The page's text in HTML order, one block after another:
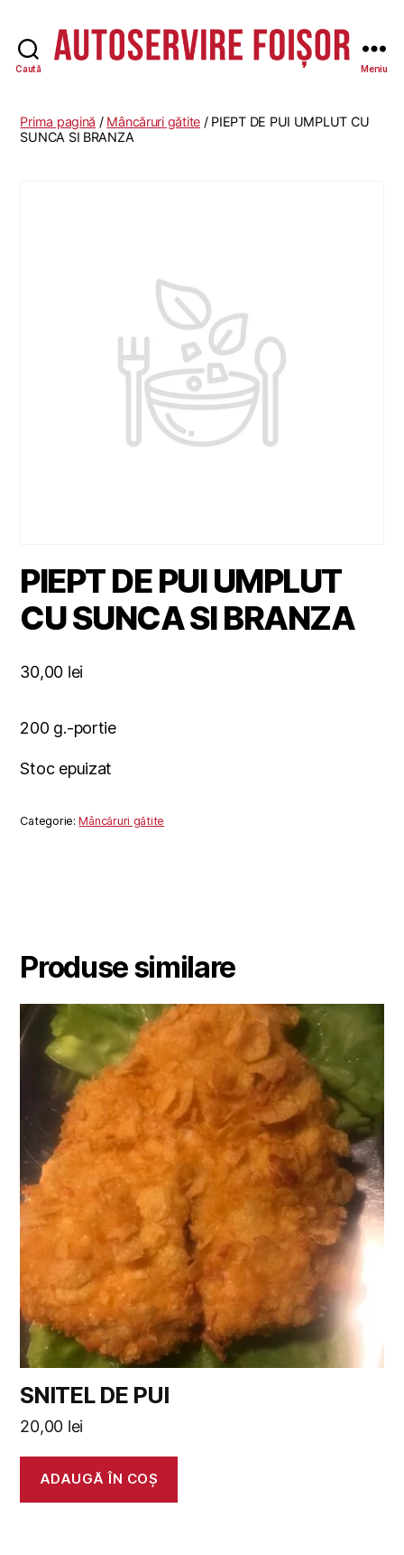
Caută Meniu
Prima pagină / Mâncăruri gătite / PIEPT DE PUI UMPLUT CU
SUNCA SI BRANZA
PIEPT DE PUI UMPLUT
CU SUNCA SI BRANZA
30,00 lei
200 g.-portie
Stoc epuizat
Categorie:Mâncăruri gătite
Produse similare
SNITEL DE PUI
20,00 lei
ADAUGĂ ÎN COȘ